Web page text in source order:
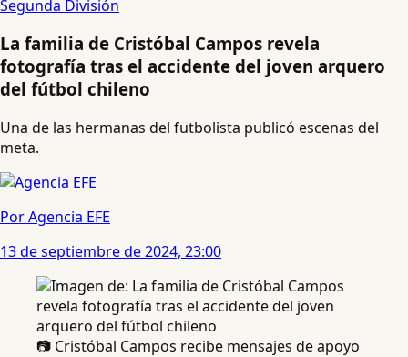
Segunda División
La familia de Cristóbal Campos revela
fotografía tras el accidente del joven arquero
del fútbol chileno
Una de las hermanas del futbolista publicó escenas del
meta.
Por Agencia EFE
13 de septiembre de 2024, 23:00
📷 Cristóbal Campos recibe mensajes de apoyo